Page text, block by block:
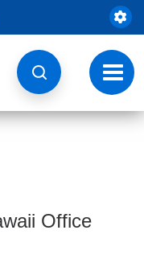
切
换
导
航
Office